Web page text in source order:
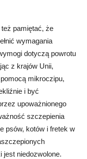
pamiętać, że
wymagania
dotyczą powrotu
z krajów Unii,
mikroczipu,
i być
upoważnionego
szczepienia
psów, kotów i fretek w
jest niedozwolone.